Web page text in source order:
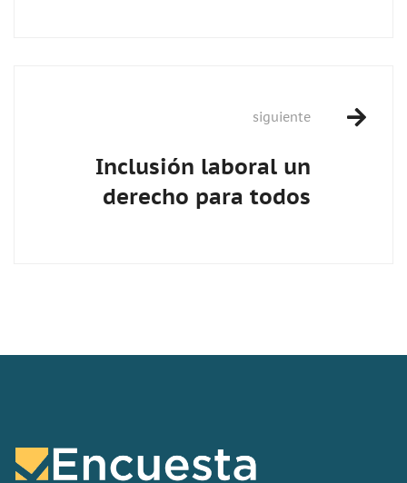
siguiente
Inclusión laboral un
derecho para todos